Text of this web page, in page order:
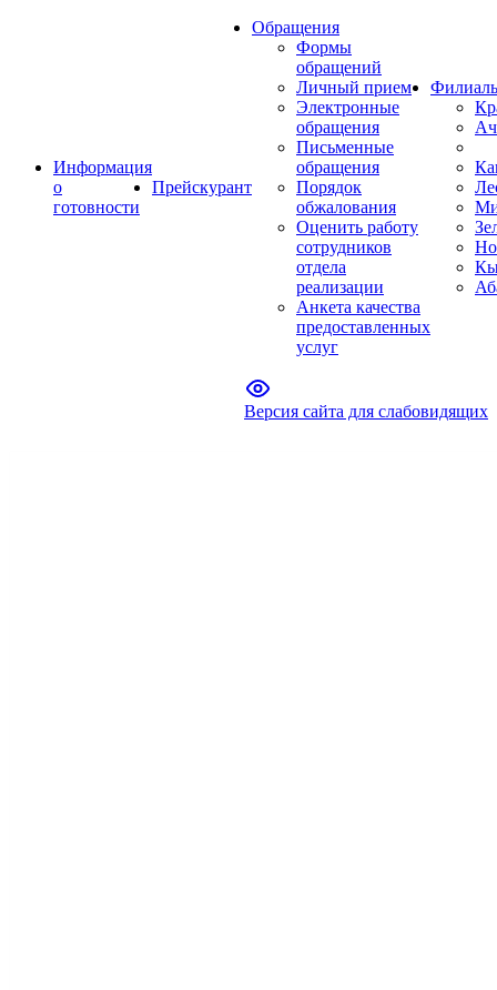
Информация
о
готовности
Прейскурант
Обращения
Формы
обращений
Личный прием
Электронные
обращения
Письменные
обращения
Порядок
обжалования
Оценить работу
сотрудников
отдела
реализации
Анкета качества
предоставленных
услуг
Версия сайта для слабовидящих